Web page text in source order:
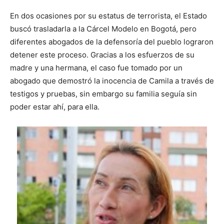
En dos ocasiones por su estatus de terrorista, el Estado
buscó trasladarla a la Cárcel Modelo en Bogotá, pero
diferentes abogados de la defensoría del pueblo lograron
detener este proceso. Gracias a los esfuerzos de su
madre y una hermana, el caso fue tomado por un
abogado que demostró la inocencia de Camila a través de
testigos y pruebas, sin embargo su familia seguía sin
poder estar ahí, para ella.